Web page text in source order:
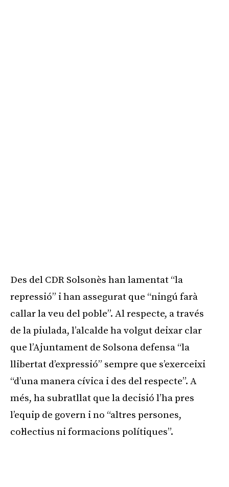
Des del CDR Solsonès han lamentat “la
repressió” i han assegurat que “ningú farà
callar la veu del poble”. Al respecte, a través
de la piulada, l’alcalde ha volgut deixar clar
que l’Ajuntament de Solsona defensa “la
llibertat d’expressió” sempre que s’exerceixi
“d’una manera cívica i des del respecte”. A
més, ha subratllat que la decisió l’ha pres
l’equip de govern i no “altres persones,
col·lectius ni formacions polítiques”.